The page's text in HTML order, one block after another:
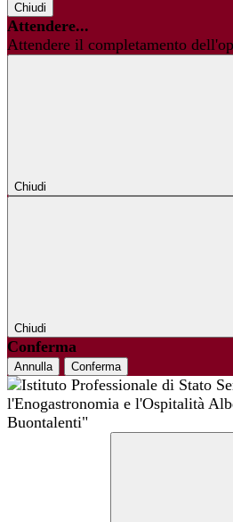
Chiudi
Attendere...
Attendere il completamento
Chiudi
Chiudi
Conferma
Annulla Conferma